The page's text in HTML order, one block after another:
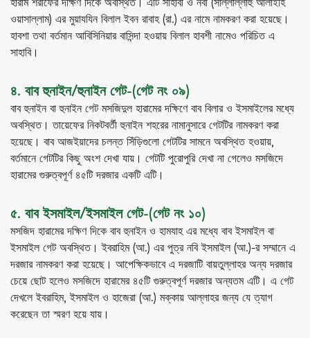
হারাম শরীফের দক্ষিণ দিকে অবস্থিত। এটি সাহাবী ও নবী (সাল্লাল্লাহু আলাইহি
ওয়াসাল্লাম) এর মুয়াযযিন বিলাল ইবন রাবাহ (রা.) এর নামে নামকরণ করা হয়েছে।
হাবশা তথা বর্তমান আবিসিনিয়ার বাসিন্দা হওয়ায় বিলাল হাবশী নামেও পরিচিত এ
সাহাবি।
৪. বাব হুনাইন/হুনাইন গেট-(গেট নং ০৯)
বাব হুনাইন বা হুনাইন গেট মসজিদুল হারামের দক্ষিণে বাব বিলার ও ইসমাইলের মধ্যে
অবস্থিত। তায়েফের নিকটবর্তী হুনাইন শহরের নামানুসারে গেটটির নামকরণ করা
হয়েছে। বাব আজইয়াদের চলন্ত সিঁড়িগুলো গেটটির সামনে অবস্থিত হওয়ায়,
বর্তমানে গেটটির কিছু অংশ দেখা যায়। গেটটি পুরোপুরি দেখা না গেলেও মসজিদে
হারামের গুরুত্বপূর্ণ ৪৫টি দরজার একটি এটি।
৫. বাব ইসমাইল/ইসমাইল গেট-(গেট নং ১০)
মসজিদ হারামের দক্ষিণ দিকে বাব হুনাইন ও হামযাহ এর মধ্যে বাব ইসমাইল বা
ইসমাইল গেট অবস্থিত। ইবরাহিম (আ.) এর পুত্র নবি ইসমাইল (আ.)-র সম্মানে এ
দরজার নামকরণ করা হয়েছে। আপেক্ষিকভাবে এ দরজাটি বায়তুল্লাহর অন্য দরজার
চেয়ে ছোট হলেও মসজিদে হারামের ৪৫টি গুরুত্বপূর্ণ দরজার অন্যতম এটি। এ গেট
দেখলে ইবরাহিম, ইসমাইল ও হাজেরা (আ.) মক্কায় আল্লাহর জন্য যে ত্যাগ
করেছেন তা স্মরণ হয়ে যায়।